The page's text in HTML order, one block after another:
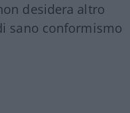
desidera altro
sano conformismo